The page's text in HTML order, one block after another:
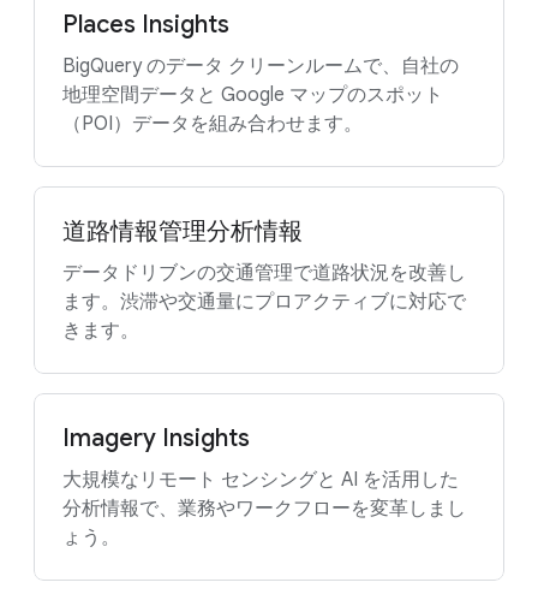
Places Insights
BigQuery のデータ クリーンルームで、自社の
地理空間データと Google マップのスポット
（POI）データを組み合わせます。
道路情報管理分析情報
データドリブンの交通管理で道路状況を改善し
ます。渋滞や交通量にプロアクティブに対応で
きます。
Imagery Insights
大規模なリモート センシングと AI を活用した
分析情報で、業務やワークフローを変革しまし
ょう。